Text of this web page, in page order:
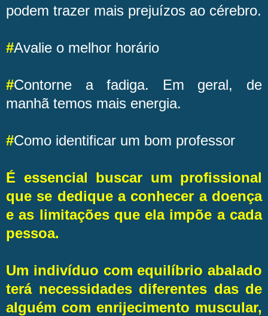
podem trazer mais prejuízos ao cérebro.
#Avalie o melhor horário
#Contorne a fadiga. Em geral, de
manhã temos mais energia.
#Como identificar um bom professor
É essencial buscar um profissional
que se dedique a conhecer a doença
e as limitações que ela impõe a cada
pessoa.
Um indivíduo com equilíbrio abalado
terá necessidades diferentes das de
alguém com enrijecimento muscular,